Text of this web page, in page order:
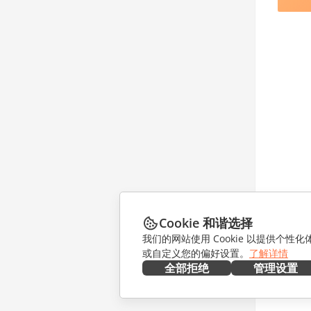
Cookie 和谐选择
我们的网站使用 Cookie 以提供个性化
或自定义您的偏好设置。 了解详情
全部拒绝 管理设置